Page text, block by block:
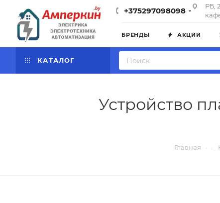
+375297098098
РБ,
БРЕНДЫ АКЦИИ
КАТАЛОГ
Устройство
Главная —